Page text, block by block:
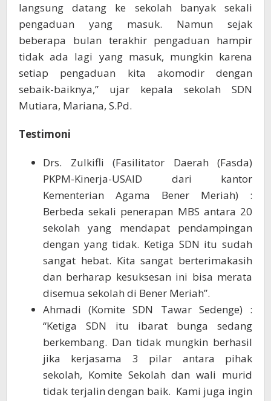
langsung datang ke sekolah banyak sekali
pengaduan yang masuk. Namun sejak
beberapa bulan terakhir pengaduan hampir
tidak ada lagi yang masuk, mungkin karena
setiap pengaduan kita akomodir dengan
sebaik-baiknya,” ujar kepala sekolah SDN
Mutiara, Mariana, S.Pd.
Testimoni
Drs. Zulkifli (Fasilitator Daerah (Fasda)
PKPM-Kinerja-USAID dari kantor
Kementerian Agama Bener Meriah) :
Berbeda sekali penerapan MBS antara 20
sekolah yang mendapat pendampingan
dengan yang tidak. Ketiga SDN itu sudah
sangat hebat. Kita sangat berterimakasih
dan berharap kesuksesan ini bisa merata
disemua sekolah di Bener Meriah”.
Ahmadi (Komite SDN Tawar Sedenge) :
“Ketiga SDN itu ibarat bunga sedang
berkembang. Dan tidak mungkin berhasil
jika kerjasama 3 pilar antara pihak
sekolah, Komite Sekolah dan wali murid
tidak terjalin dengan baik. Kami juga ingin